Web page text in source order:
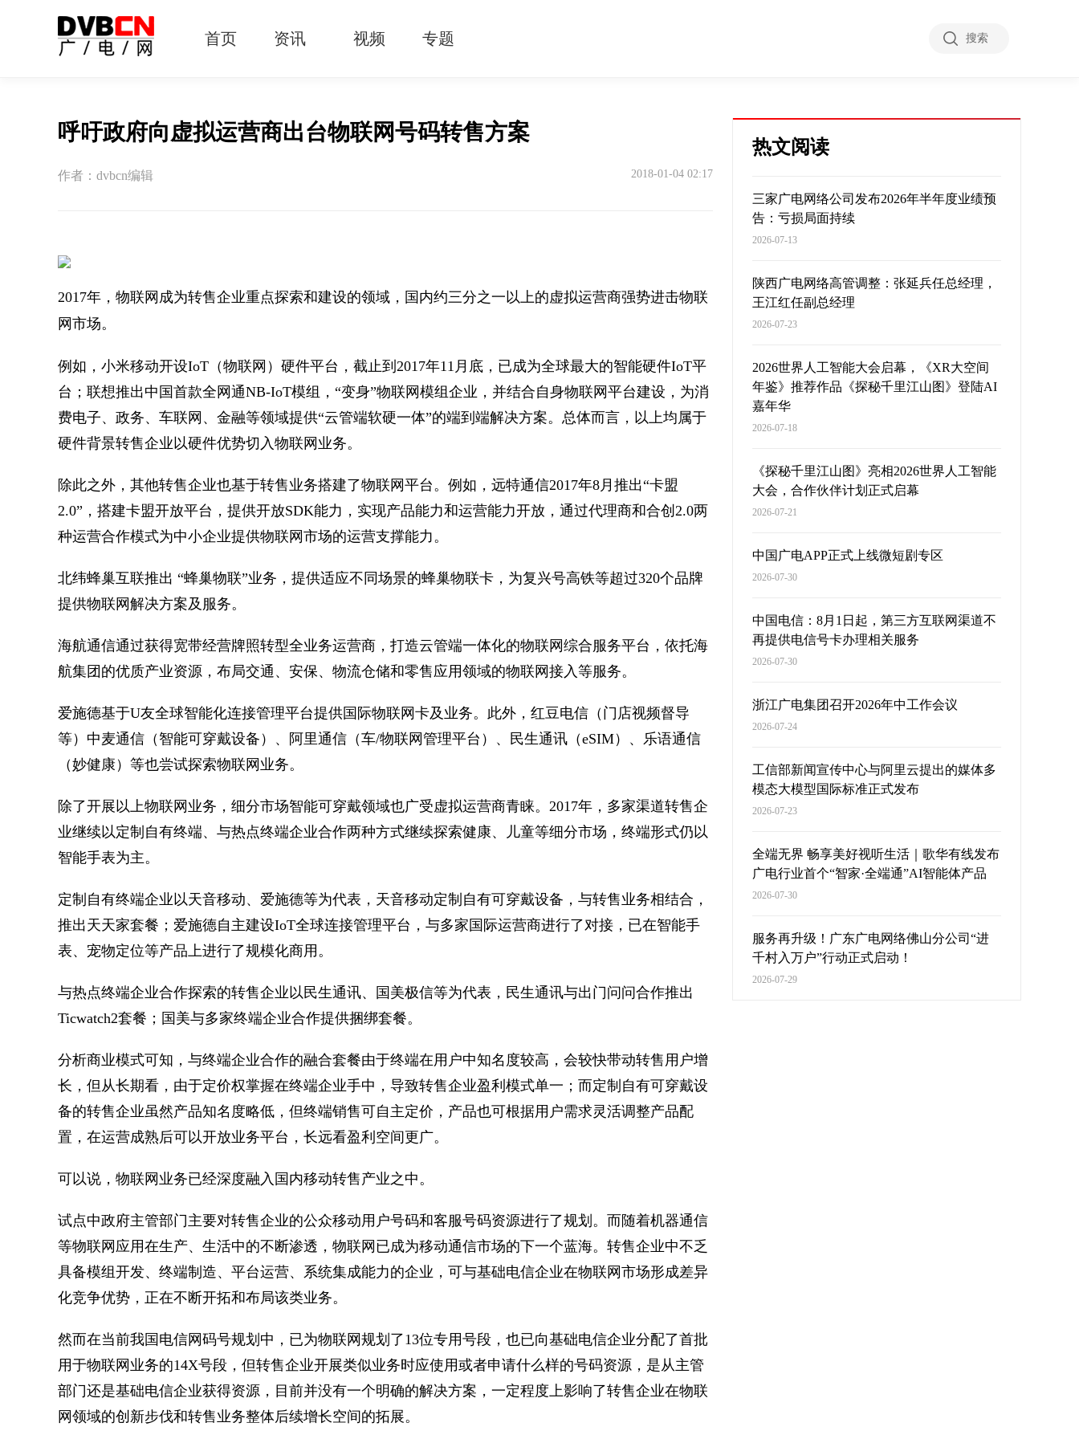
首页 资讯 视频 专题 搜索
呼吁政府向虚拟运营商出台物联网号码转售方案
作者：dvbcn编辑 2018-01-04 02:17
2017年，物联网成为转售企业重点探索和建设的领域，国内约三分之一以上的虚拟运营商强势进击物联
网市场。
例如，小米移动开设IoT（物联网）硬件平台，截止到2017年11月底，已成为全球最大的智能硬件IoT平
台；联想推出中国首款全网通NB-IoT模组，“变身”物联网模组企业，并结合自身物联网平台建设，为消
费电子、政务、车联网、金融等领域提供“云管端软硬一体”的端到端解决方案。总体而言，以上均属于
硬件背景转售企业以硬件优势切入物联网业务。
除此之外，其他转售企业也基于转售业务搭建了物联网平台。例如，远特通信2017年8月推出“卡盟
2.0”，搭建卡盟开放平台，提供开放SDK能力，实现产品能力和运营能力开放，通过代理商和合创2.0两
种运营合作模式为中小企业提供物联网市场的运营支撑能力。
北纬蜂巢互联推出 “蜂巢物联”业务，提供适应不同场景的蜂巢物联卡，为复兴号高铁等超过320个品牌
提供物联网解决方案及服务。
海航通信通过获得宽带经营牌照转型全业务运营商，打造云管端一体化的物联网综合服务平台，依托海
航集团的优质产业资源，布局交通、安保、物流仓储和零售应用领域的物联网接入等服务。
爱施德基于U友全球智能化连接管理平台提供国际物联网卡及业务。此外，红豆电信（门店视频督导
等）中麦通信（智能可穿戴设备）、阿里通信（车/物联网管理平台）、民生通讯（eSIM）、乐语通信
（妙健康）等也尝试探索物联网业务。
除了开展以上物联网业务，细分市场智能可穿戴领域也广受虚拟运营商青睐。2017年，多家渠道转售企
业继续以定制自有终端、与热点终端企业合作两种方式继续探索健康、儿童等细分市场，终端形式仍以
智能手表为主。
定制自有终端企业以天音移动、爱施德等为代表，天音移动定制自有可穿戴设备，与转售业务相结合，
推出天天家套餐；爱施德自主建设IoT全球连接管理平台，与多家国际运营商进行了对接，已在智能手
表、宠物定位等产品上进行了规模化商用。
与热点终端企业合作探索的转售企业以民生通讯、国美极信等为代表，民生通讯与出门问问合作推出
Ticwatch2套餐；国美与多家终端企业合作提供捆绑套餐。
分析商业模式可知，与终端企业合作的融合套餐由于终端在用户中知名度较高，会较快带动转售用户增
长，但从长期看，由于定价权掌握在终端企业手中，导致转售企业盈利模式单一；而定制自有可穿戴设
备的转售企业虽然产品知名度略低，但终端销售可自主定价，产品也可根据用户需求灵活调整产品配
置，在运营成熟后可以开放业务平台，长远看盈利空间更广。
可以说，物联网业务已经深度融入国内移动转售产业之中。
试点中政府主管部门主要对转售企业的公众移动用户号码和客服号码资源进行了规划。而随着机器通信
等物联网应用在生产、生活中的不断渗透，物联网已成为移动通信市场的下一个蓝海。转售企业中不乏
具备模组开发、终端制造、平台运营、系统集成能力的企业，可与基础电信企业在物联网市场形成差异
化竞争优势，正在不断开拓和布局该类业务。
然而在当前我国电信网码号规划中，已为物联网规划了13位专用号段，也已向基础电信企业分配了首批
用于物联网业务的14X号段，但转售企业开展类似业务时应使用或者申请什么样的号码资源，是从主管
部门还是基础电信企业获得资源，目前并没有一个明确的解决方案，一定程度上影响了转售企业在物联
网领域的创新步伐和转售业务整体后续增长空间的拓展。
热文阅读
三家广电网络公司发布2026年半年度业绩预
告：亏损局面持续
2026-07-13
陕西广电网络高管调整：张延兵任总经理，
王江红任副总经理
2026-07-23
2026世界人工智能大会启幕，《XR大空间
年鉴》推荐作品《探秘千里江山图》登陆AI
嘉年华
2026-07-18
《探秘千里江山图》亮相2026世界人工智能
大会，合作伙伴计划正式启幕
2026-07-21
中国广电APP正式上线微短剧专区
2026-07-30
中国电信：8月1日起，第三方互联网渠道不
再提供电信号卡办理相关服务
2026-07-30
浙江广电集团召开2026年中工作会议
2026-07-24
工信部新闻宣传中心与阿里云提出的媒体多
模态大模型国际标准正式发布
2026-07-23
全端无界 畅享美好视听生活｜歌华有线发布
广电行业首个“智家·全端通”AI智能体产品
2026-07-30
服务再升级！广东广电网络佛山分公司“进
千村入万户”行动正式启动！
2026-07-29